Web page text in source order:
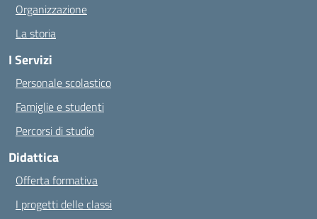
Organizzazione
La storia
I Servizi
Personale scolastico
Famiglie e studenti
Percorsi di studio
Didattica
Offerta formativa
I progetti delle classi